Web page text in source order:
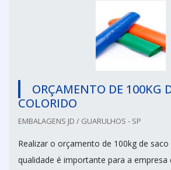
ORÇAMENTO DE 100KG
COLORIDO
EMBALAGENS JD / GUARULHOS - SP
Realizar o orçamento de 100kg de
qualidade é importante para a empresa